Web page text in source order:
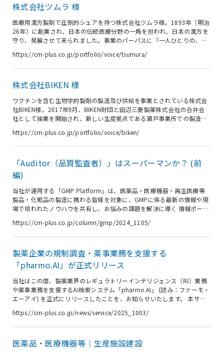
を備えていることが望ましい。 監査員は、監査活動を実施している
株式会社ツムラ 様
医療用漢方製剤で圧倒的シェアを持つ株式会社ツムラ様。1893年（明治
26年）に創業され、日本の伝統医療分野の一角を担われ、日本の漢方を
守り、発展させて来られました。事業のパーパスに「一人ひとりの、生
られています。 この度、CM Plusの教育訓練支援サービス「QCD＋」を
導入いただきました。導入に至る経緯から、ご活用の状況まで率直なご
（明治26）4月10日 設立 1936年（昭和11）4月25日 事業内容 医薬品
https://cm-plus.co.jp/portfolio/voice/tsumura/
株式会社BIKEN 様
ワクチンを含む生物学的製剤の製造及び供給を事業とされている株式会
社BIKEN様。2017年9月、BIKEN財団と田辺三菱製薬株式会社の合弁会
社として操業を開始され、新しい生産拠点である瀬戸事業所での製造準
ーエムプラス）の教育訓練支援サービスを導入いただき、導入の背景か
ら導入しての実際のお話、また今後の展望までを伺いました。 企業情報
業員数 669名（2022年4月1日現在） 事業内容 ワクチンを含む生物学的
製剤の製造及び供給 瀬戸センター外観...
https://cm-plus.co.jp/portfolio/voice/biken/
「Auditor（品質監査者）」はスーパーマンか？ (前
編)
当社が運用する「GMP Platform」は、医薬品・医療機器・再生医療等
製品・化粧品の製造に携わる皆様を対象に、GMPに係る最新の情報や現
場で培われたノウハウを共有し、お悩みの課題を解決に導く 情報ポータ
Platform 記事「Auditor（品質監査者）はスーパーマンか？」 を一部再
編したものです。 ＜GMPの理解＞ 私が製造委託先への品質監査を初め
証部門に異動してから日も浅く、同行した自社工場の技術者に実務の大
半を担ってもらう「名ばかり監...
https://cm-plus.co.jp/column/gmp/2024_1105/
製薬企業の規制調査・薬事業務を支援する
「pharmo.AI」が正式リリース
当社はこの度、製薬業界のレギュラトリーインテリジェンス（RI）業務
や薬事業務を支援するAI検索システム「pharmo.AI」 (読み：ファーモ・
エーアイ) を正式にリリースしたことを、お知らせいたします。 本サー
し、RAG（Retrieval-Augmented Generation）技術で高速かつ正確に検
索することを可能にしたものです。 AIによる最新情報へのアクセス性に
GxP業務に求められる情報の正確性と信頼性を担保し、製薬企業の生産
https://cm-plus.co.jp/news/service/2025_1003/
医薬品・医療機器等｜生産施設建設